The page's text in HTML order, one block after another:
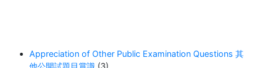
化学会变得混乱得多！ 下次看到元素周期表时，
请记住：那些原子质量都是以可靠的碳-12原子为
Appreciation of Other Public Examination Questions 其
他公開試題目賞識 (3)